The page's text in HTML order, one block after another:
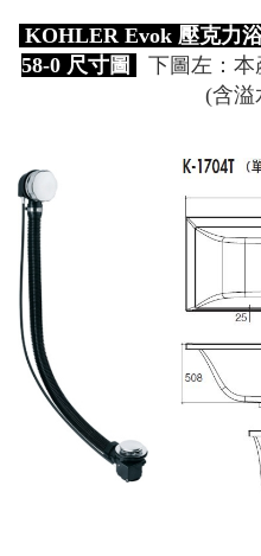
KOHLER Evok 壓克力
58-0 尺寸圖
下圖左：
(含溢